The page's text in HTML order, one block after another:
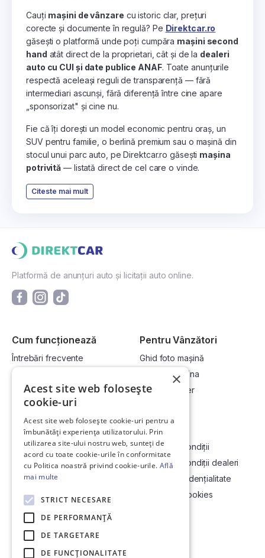
Cauți mașini de vânzare cu istoric clar, prețuri
corecte și documente în regulă? Pe Direktcar.ro
găsești o platformă unde poți cumpăra mașini second
hand atât direct de la proprietari, cât și de la dealeri
auto cu CUI și date publice ANAF. Toate anunțurile
respectă aceleași reguli de transparență — fără
intermediari ascunși, fără diferență între cine apare
„sponsorizat" și cine nu.
Fie că îți dorești un model economic pentru oraș, un
SUV pentru familie, o berlină premium sau o mașină din
stocul unui parc auto, pe Direktcar.ro găsești mașina
potrivită — listată direct de cel care o vinde.
Citeste mai mult
Platformă de anunțuri auto și licitații auto online.
Cum funcționează
Întrebări frecvente
Cum vând la licitație?
Pentru Vânzători
Ghid foto mașină
Vinde-ți mașina
Devino dealer
Link-uri utile
Informații utile vizionare
Contact
Soluționarea Online a litigiilor
ANCP
Compania
Termeni și condiții
Termeni și condiții dealeri
Politică confidențialitate
Politica de cookies
×
Acest site web folosește
cookie-uri
Acest site web folosește cookie-uri pentru a
îmbunătăți experiența utilizatorului. Prin
utilizarea site-ului nostru web, sunteți de
acord cu toate cookie-urile în conformitate
cu Politica noastră privind cookie-urile. Află
mai multe
STRICT NECESARE
DE PERFORMANȚĂ
DE TARGETARE
DE FUNCŢIONALITATE